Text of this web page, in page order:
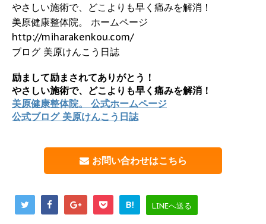
やさしい施術で、どこよりも早く痛みを解消！
美原健康整体院。 ホームページ
http://miharakenkou.com/
ブログ 美原けんこう日誌
励まして励まされてありがとう！
やさしい施術で、どこよりも早く痛みを解消！
美原健康整体院。 公式ホームページ
公式ブログ 美原けんこう日誌
お問い合わせはこちら
B! LINEへ送る